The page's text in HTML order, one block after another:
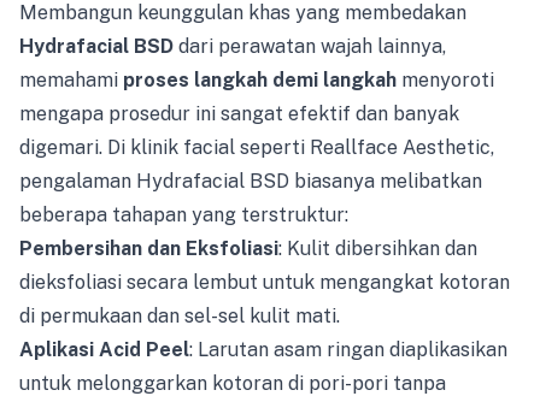
Membangun keunggulan khas yang membedakan
Hydrafacial BSD dari perawatan wajah lainnya,
memahami proses langkah demi langkah menyoroti
mengapa prosedur ini sangat efektif dan banyak
digemari. Di klinik facial seperti Reallface Aesthetic,
pengalaman Hydrafacial BSD biasanya melibatkan
beberapa tahapan yang terstruktur:
Pembersihan dan Eksfoliasi: Kulit dibersihkan dan
dieksfoliasi secara lembut untuk mengangkat kotoran
di permukaan dan sel-sel kulit mati.
Aplikasi Acid Peel: Larutan asam ringan diaplikasikan
untuk melonggarkan kotoran di pori-pori tanpa